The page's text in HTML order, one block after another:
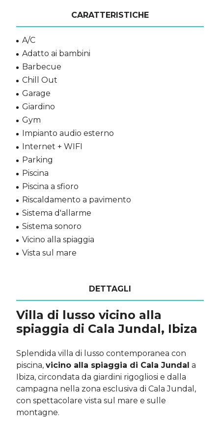
CARATTERISTICHE
A/C
Adatto ai bambini
Barbecue
Chill Out
Garage
Giardino
Gym
Impianto audio esterno
Internet + WIFI
Parking
Piscina
Piscina a sfioro
Riscaldamento a pavimento
Sistema d'allarme
Sistema sonoro
Vicino alla spiaggia
Vista sul mare
DETTAGLI
Villa di lusso vicino alla
spiaggia di Cala Jundal, Ibiza
Splendida villa di lusso contemporanea con
piscina, vicino alla spiaggia di Cala Jundal a
Ibiza, circondata da giardini rigogliosi e dalla
campagna nella zona esclusiva di Cala Jundal,
con spettacolare vista sul mare e sulle
montagne.